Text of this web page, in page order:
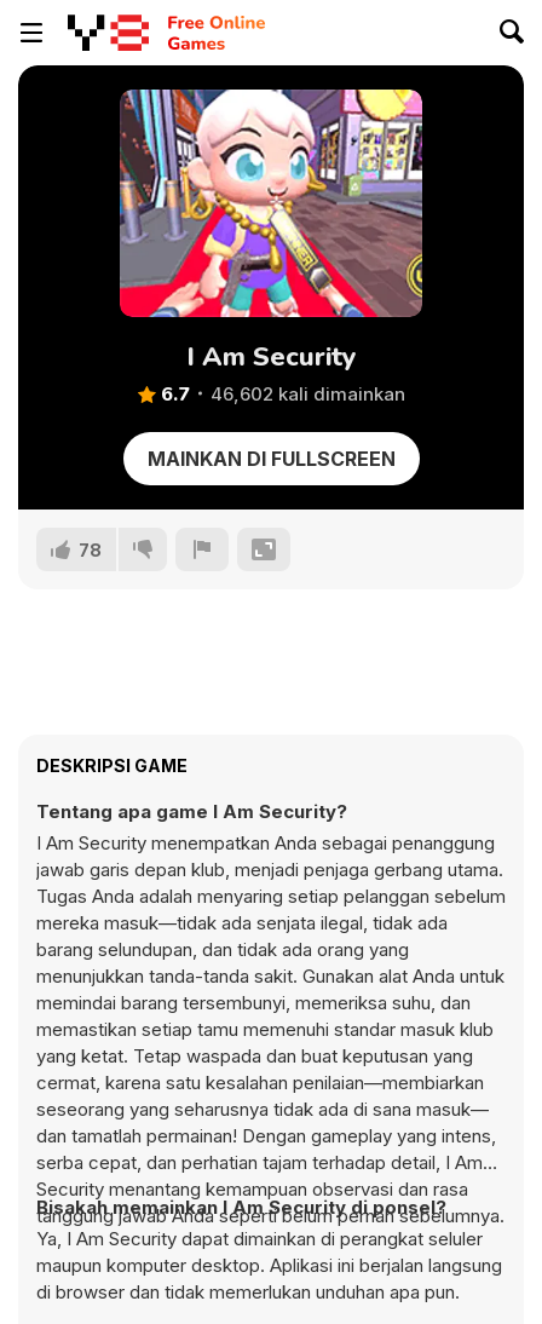
I Am Security
6.7 46,602 kali dimainkan
MAINKAN DI FULLSCREEN
78
DESKRIPSI GAME
Tentang apa game I Am Security?
I Am Security menempatkan Anda sebagai penanggung
jawab garis depan klub, menjadi penjaga gerbang utama.
Tugas Anda adalah menyaring setiap pelanggan sebelum
mereka masuk—tidak ada senjata ilegal, tidak ada
barang selundupan, dan tidak ada orang yang
menunjukkan tanda-tanda sakit. Gunakan alat Anda untuk
memindai barang tersembunyi, memeriksa suhu, dan
memastikan setiap tamu memenuhi standar masuk klub
yang ketat. Tetap waspada dan buat keputusan yang
cermat, karena satu kesalahan penilaian—membiarkan
seseorang yang seharusnya tidak ada di sana masuk—
dan tamatlah permainan! Dengan gameplay yang intens,
serba cepat, dan perhatian tajam terhadap detail, I Am
Security menantang kemampuan observasi dan rasa
tanggung jawab Anda seperti belum pernah sebelumnya.
Bisakah memainkan I Am Security di ponsel?
Ya, I Am Security dapat dimainkan di perangkat seluler
maupun komputer desktop. Aplikasi ini berjalan langsung
di browser dan tidak memerlukan unduhan apa pun.